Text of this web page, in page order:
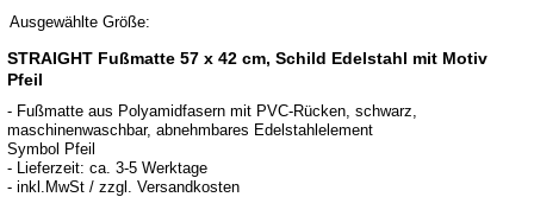
Ausgewählte Größe:
STRAIGHT Fußmatte 57 x 42 cm, Schild Edelstahl mit Motiv
Pfeil
- Fußmatte aus Polyamidfasern mit PVC-Rücken, schwarz,
maschinenwaschbar, abnehmbares Edelstahlelement
Symbol Pfeil
- Lieferzeit: ca. 3-5 Werktage
- inkl.MwSt / zzgl. Versandkosten